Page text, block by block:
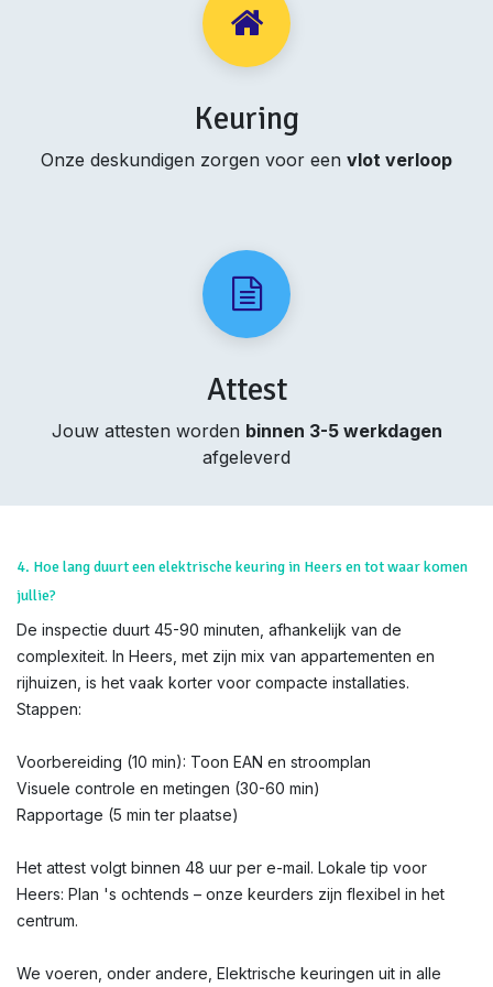
Keuring
Onze deskundigen zorgen voor een vlot verloop
Attest
Jouw attesten worden binnen 3-5 werkdagen
afgeleverd
4. Hoe lang duurt een elektrische keuring in Heers en tot waar komen
jullie?
De inspectie duurt 45-90 minuten, afhankelijk van de
complexiteit. In Heers, met zijn mix van appartementen en
rijhuizen, is het vaak korter voor compacte installaties.
Stappen:
Voorbereiding (10 min): Toon EAN en stroomplan
Visuele controle en metingen (30-60 min)
Rapportage (5 min ter plaatse)
Het attest volgt binnen 48 uur per e-mail. Lokale tip voor
Heers: Plan 's ochtends – onze keurders zijn flexibel in het
centrum.
We voeren, onder andere, Elektrische keuringen uit in alle